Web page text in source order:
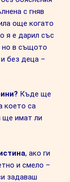
с гняв
още когато
я е дарил със
но в същото
без деца –
Къде ще
което са
ще имат ли
, ако ги
и смело –
задаваш